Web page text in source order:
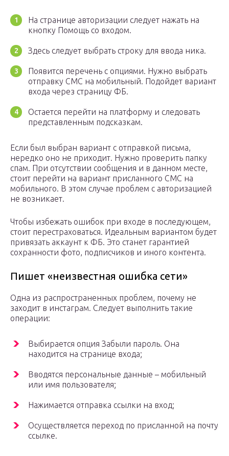
На странице авторизации следует нажать на
кнопку Помощь со входом.
Здесь следует выбрать строку для ввода ника.
Появится перечень с опциями. Нужно выбрать
отправку СМС на мобильный. Подойдет вариант
входа через страницу ФБ.
Остается перейти на платформу и следовать
представленным подсказкам.
Если был выбран вариант с отправкой письма,
нередко оно не приходит. Нужно проверить папку
спам. При отсутствии сообщения и в данном месте,
стоит перейти на вариант присланного СМС на
мобильного. В этом случае проблем с авторизацией
не возникает.
Чтобы избежать ошибок при входе в последующем,
стоит перестраховаться. Идеальным вариантом будет
привязать аккаунт к ФБ. Это станет гарантией
сохранности фото, подписчиков и иного контента.
Пишет «неизвестная ошибка сети»
Одна из распространенных проблем, почему не
заходит в инстаграм. Следует выполнить такие
операции:
Выбирается опция Забыли пароль. Она
находится на странице входа;
Вводятся персональные данные – мобильный
или имя пользователя;
Нажимается отправка ссылки на вход;
Осуществляется переход по присланной на почту
ссылке.